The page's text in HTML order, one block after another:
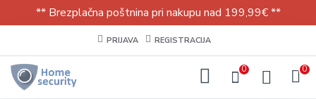
** Brezplačna poštnina pri nakupu nad 199,99€ **
PRIJAVA REGISTRACIJA
0 0